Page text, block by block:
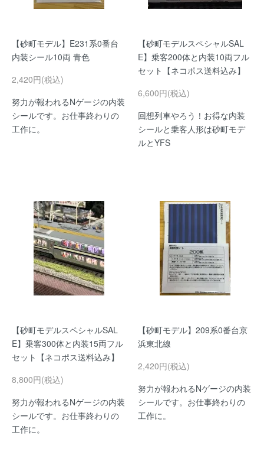
【砂町モデル】E231系0番台
内装シール10両 青色
2,420円(税込)
努力が報われるNゲージの内装
シールです。お仕事終わりの
工作に。
【砂町モデルスペシャルSAL
E】乗客200体と内装10両フル
セット【ネコポス送料込み】
6,600円(税込)
回想列車やろう！お得な内装
シールと乗客人形は砂町モデ
ルとYFS
【砂町モデルスペシャルSAL
E】乗客300体と内装15両フル
セット【ネコポス送料込み】
8,800円(税込)
努力が報われるNゲージの内装
シールです。お仕事終わりの
工作に。
【砂町モデル】209系0番台京
浜東北線
2,420円(税込)
努力が報われるNゲージの内装
シールです。お仕事終わりの
工作に。